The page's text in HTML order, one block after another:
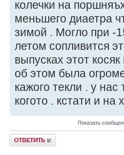
колечки на
меньшего диаетра
зимой . Могло при -
летом сопливится
выпусках этот
об этом была
кажого текли . у
когото . кстати и
Показать
Ответить